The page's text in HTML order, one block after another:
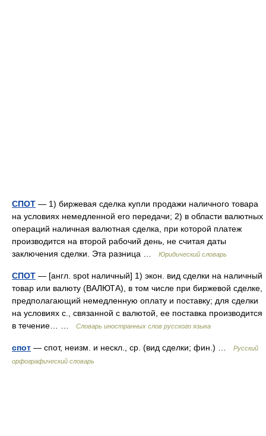
СПОТ — 1) биржевая сделка купли продажи наличного товара
на условиях немедленной его передачи; 2) в области валютных
операций наличная валютная сделка, при которой платеж
производится на второй рабочий день, не считая даты
заключения сделки. Эта разница …
Юридический словарь
СПОТ — [англ. spot наличный] 1) экон. вид сделки на наличный
товар или валюту (ВАЛЮТА), в том числе при биржевой сделке,
предполагающий немедленную оплату и поставку; для сделки
на условиях с., связанной с валютой, ее поставка производится
в течение… …
Словарь иностранных слов русского языка
спот — спот, неизм. и нескл., ср. (вид сделки; фин.) …
Русский
орфографический словарь